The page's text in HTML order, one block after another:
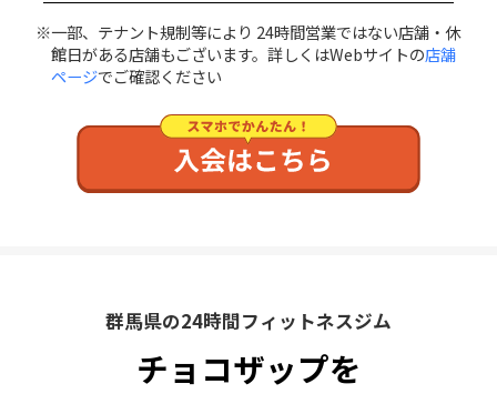
一部、テナント規制等により 24時間営業ではない店舗・休
館日がある店舗もございます。詳しくはWebサイトの店舗
ページでご確認ください
群馬県の24時間フィットネスジム
チョコザップを